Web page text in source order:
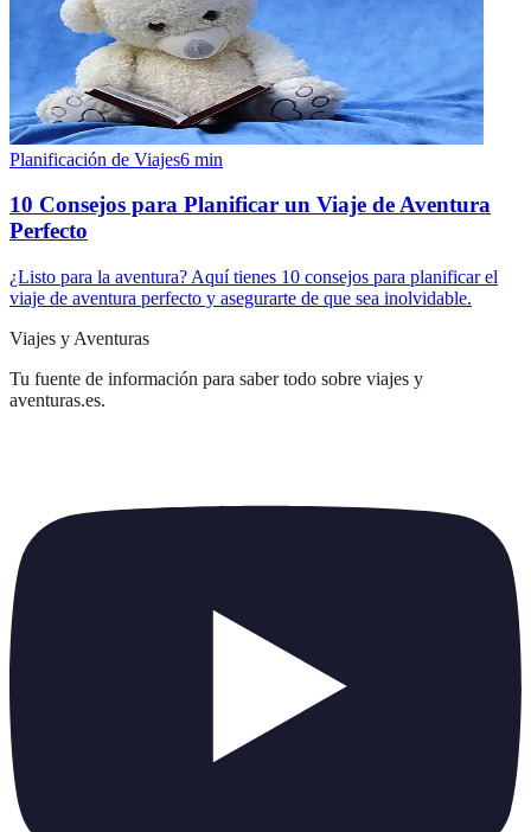
Planificación de Viajes6 min
10 Consejos para Planificar un Viaje de Aventura
Perfecto
¿Listo para la aventura? Aquí tienes 10 consejos para planificar el
viaje de aventura perfecto y asegurarte de que sea inolvidable.
Viajes y Aventuras
Tu fuente de información para saber todo sobre viajes y
aventuras.es.